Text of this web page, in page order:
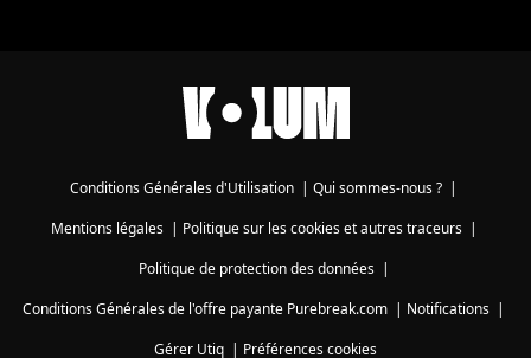
Conditions Générales d'Utilisation Qui sommes-nous ?
Mentions légales| Politique sur les cookies et autres traceurs|
Politique de protection des données|
Conditions Générales de l'offre payante Purebreak.com
Notifications
Gérer Utiq
Préférences cookies